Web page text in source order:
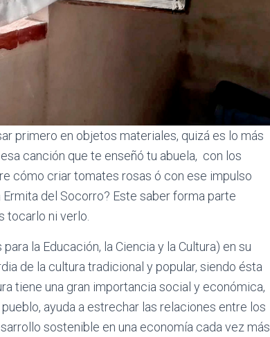
primero en objetos materiales, quizá es lo más
canción que te enseñó tu abuela, con los
cómo criar tomates rosas ó con ese impulso
del Socorro? Este saber forma parte
tocarlo ni verlo.
la Educación, la Ciencia y la Cultura) en su
de la cultura tradicional y popular, siendo ésta
tiene una gran importancia social y económica,
ayuda a estrechar las relaciones entre los
sostenible en una economía cada vez más